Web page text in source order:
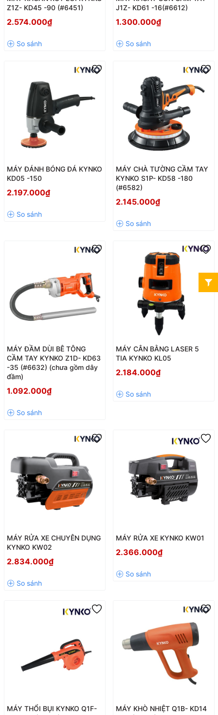
Z1Z- KD45 -90 (#6451)
2.574.000₫
J1Z- KD61 -16(#6612)
1.300.000₫
MÁY ĐÁNH BÓNG ĐÁ KYNKO
KD05 -150
2.197.000₫
MÁY CHÀ TƯỜNG CẦM TAY
KYNKO S1P- KD58 -180
(#6582)
2.145.000₫
MÁY ĐẦM DÙI BÊ TÔNG
CẦM TAY KYNKO Z1D- KD63
-35 (#6632) (chưa gồm dây
đầm)
1.092.000₫
MÁY CÂN BẰNG LASER 5
TIA KYNKO KL05
2.184.000₫
MÁY RỬA XE CHUYÊN DỤNG
KYNKO KW02
2.834.000₫
MÁY RỬA XE KYNKO KW01
2.366.000₫
MÁY THỔI BỤI KYNKO Q1F-
MÁY KHÒ NHIỆT Q1B- KD14